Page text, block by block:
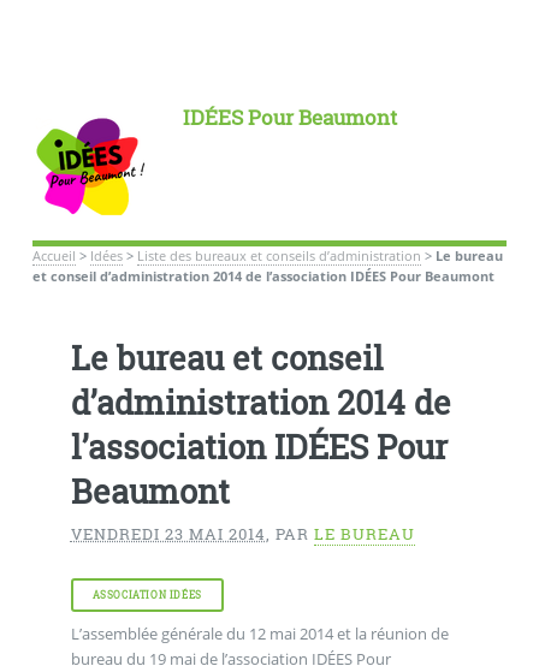
IDÉES Pour Beaumont
Accueil > Idées> Liste des bureaux et conseils d’administration > Le bureau
et conseil d’administration 2014 de l’association IDÉES Pour Beaumont
Le bureau et conseil
d’administration 2014 de
l’association IDÉES Pour
Beaumont
VENDREDI 23 MAI 2014, PAR LE BUREAU
ASSOCIATION IDÉES
L’assemblée générale du 12 mai 2014 et la réunion de
bureau du 19 mai de l’association IDÉES Pour